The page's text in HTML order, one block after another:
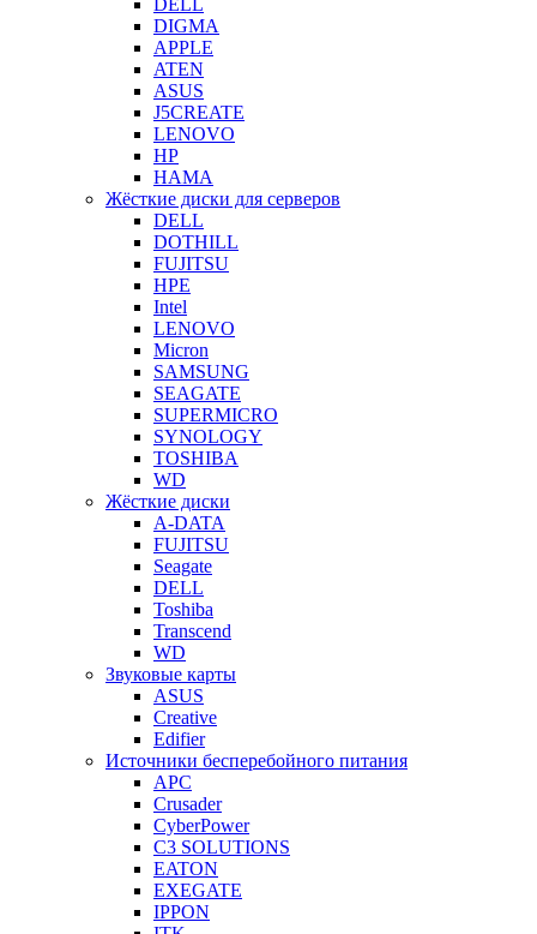
DELL
DIGMA
APPLE
ATEN
ASUS
J5CREATE
LENOVO
HP
HAMA
Жёсткие диски для серверов
DELL
DOTHILL
FUJITSU
HPE
Intel
LENOVO
Micron
SAMSUNG
SEAGATE
SUPERMICRO
SYNOLOGY
TOSHIBA
WD
Жёсткие диски
A-DATA
FUJITSU
Seagate
DELL
Toshiba
Transcend
WD
Звуковые карты
ASUS
Creative
Edifier
Источники бесперебойного питания
APC
Crusader
CyberPower
C3 SOLUTIONS
EATON
EXEGATE
IPPON